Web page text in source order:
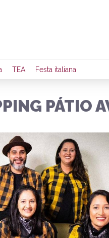
seus dados para
eventos e notícias da região.
Quero
TEA Festa italiana
PÁTIO